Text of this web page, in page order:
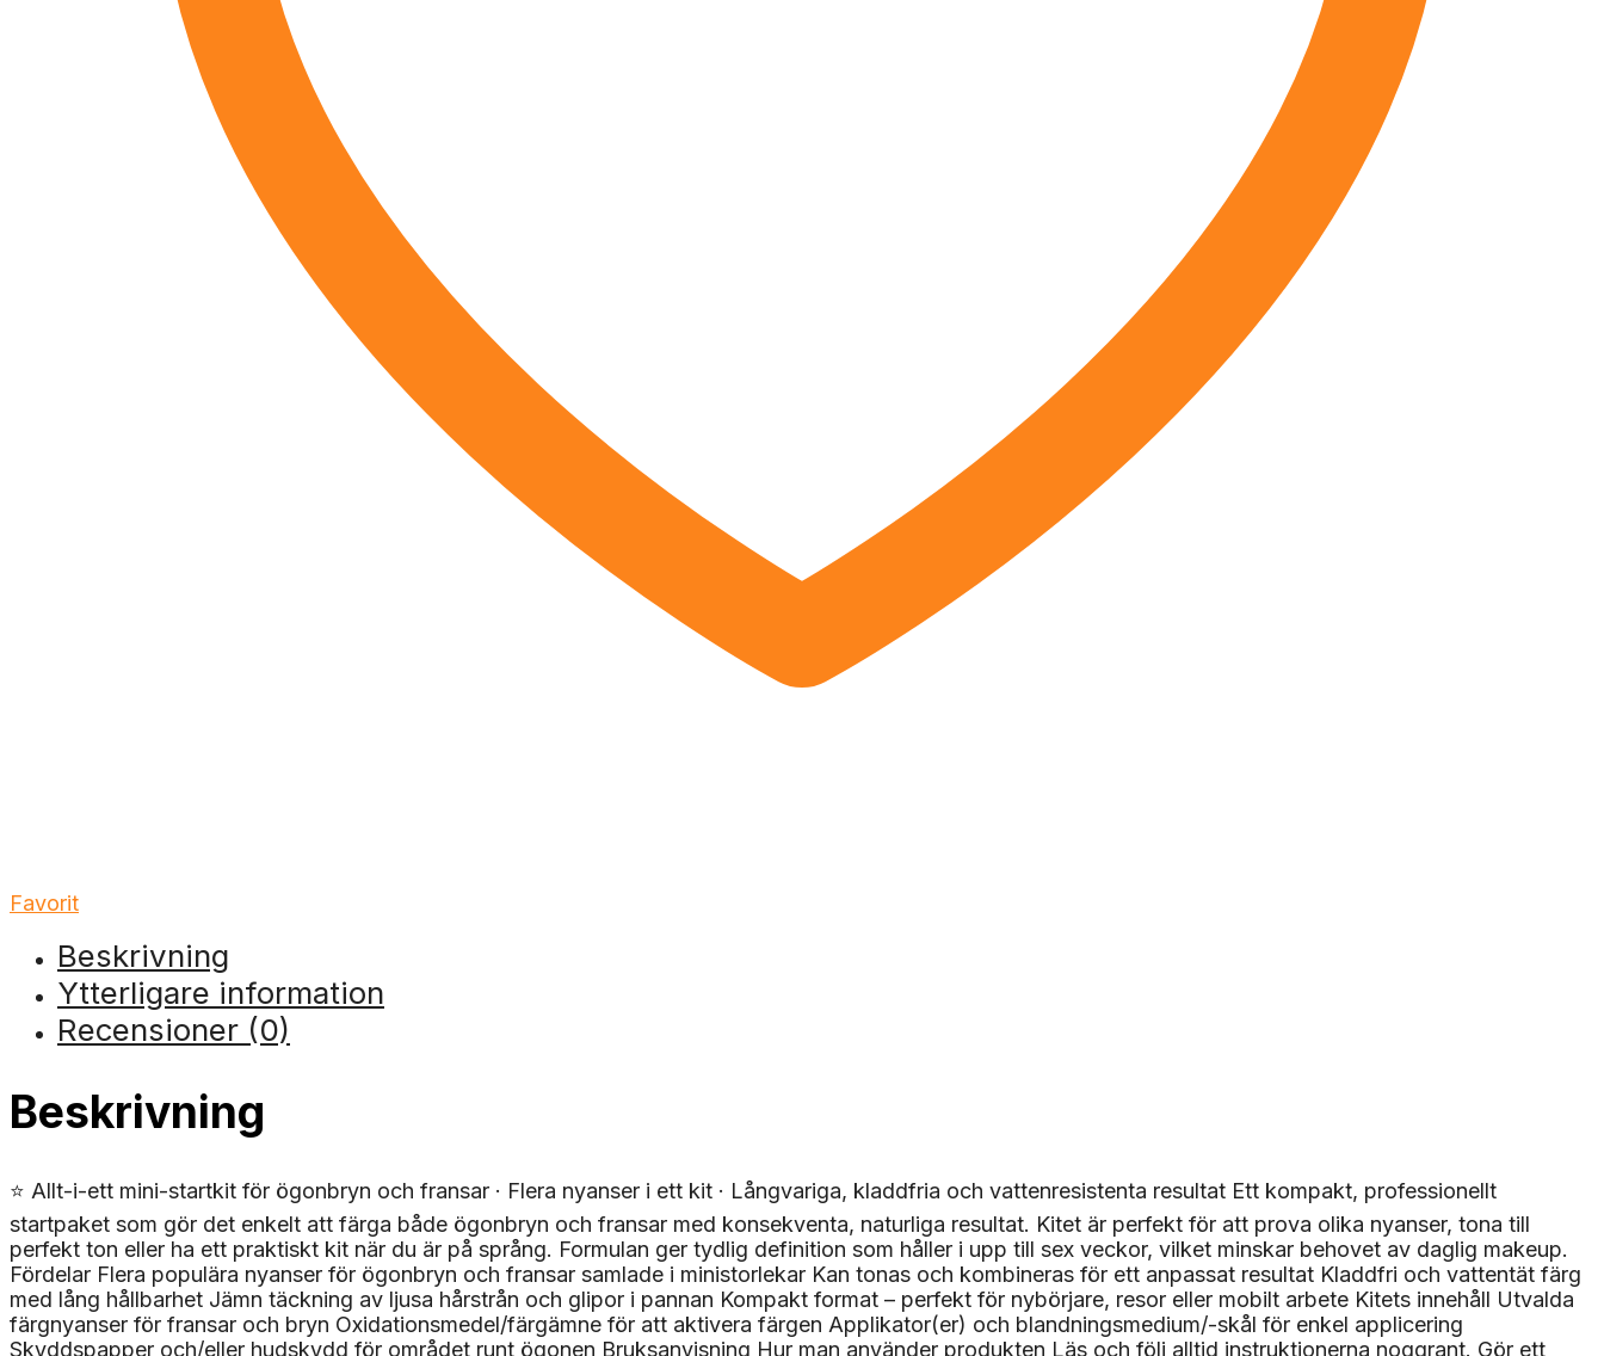
Favorit
Beskrivning
Ytterligare information
Recensioner (0)
Beskrivning
⭐ Allt-i-ett mini-startkit för ögonbryn och fransar · Flera nyanser i ett kit · Långvariga, kladdfria och vattenresistenta resultat Ett kompakt, professionellt
startpaket som gör det enkelt att färga både ögonbryn och fransar med konsekventa, naturliga resultat. Kitet är perfekt för att prova olika nyanser, tona till
perfekt ton eller ha ett praktiskt kit när du är på språng. Formulan ger tydlig definition som håller i upp till sex veckor, vilket minskar behovet av daglig makeup.
Fördelar Flera populära nyanser för ögonbryn och fransar samlade i ministorlekar Kan tonas och kombineras för ett anpassat resultat Kladdfri och vattentät färg
med lång hållbarhet Jämn täckning av ljusa hårstrån och glipor i pannan Kompakt format – perfekt för nybörjare, resor eller mobilt arbete Kitets innehåll Utvalda
färgnyanser för fransar och bryn Oxidationsmedel/färgämne för att aktivera färgen Applikator(er) och blandningsmedium/-skål för enkel applicering
Skyddspapper och/eller hudskydd för området runt ögonen Bruksanvisning Hur man använder produkten Läs och följ alltid instruktionerna noggrant. Gör ett